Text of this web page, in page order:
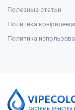
Полезные статьи
Политика
Политика